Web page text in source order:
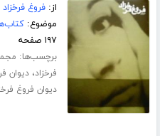
از:فروغ فرخزاد
موضوع:
۱۹۷ صفحه
برچسب‌ها:
فرخزاد،دیوان
دیوان فروغ